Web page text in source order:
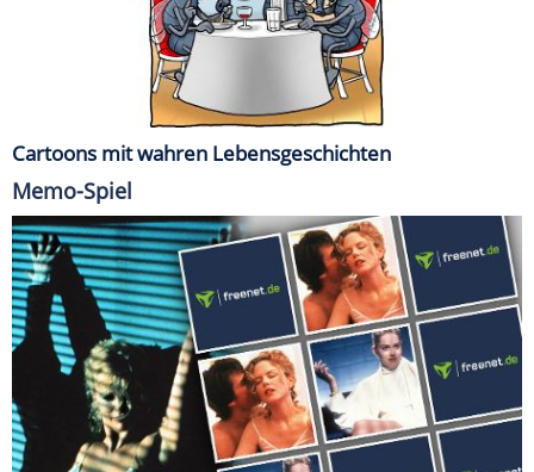
Cartoons mit wahren Lebensgeschichten
Memo-Spiel